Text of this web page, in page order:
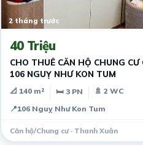
2 tháng trước
40 Triệu
CHO THUÊ CĂN HỘ CHUNG CƯ
106 NGUỴ NHƯ KON TUM
📐 140 m² 🛏 3 PN
🚿 2 WC
📍106 Nguỵ Như Kon Tum
Căn hộ/Chung cư · Thanh Xuân